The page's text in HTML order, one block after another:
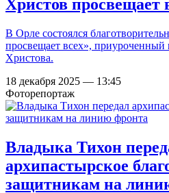
Христов просвещает
В Орле состоялся
просвещает всех», приуроченный
Христова.
18 декабря 2025 — 13:45
Фоторепортаж
Владыка Тихон
архипастырское
защитникам на